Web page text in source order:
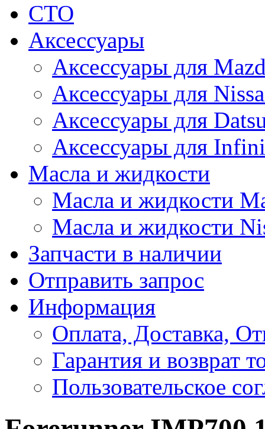
СТО
Аксессуары
Аксессуары для
Аксессуары для
Аксессуары для
Аксессуары для
Масла и жидкости
Масла и жидкости
Масла и жидкости
Запчасти в наличии
Отправить запрос
Информация
Оплата, Доставка,
Гарантия и возврат
Пользовательское